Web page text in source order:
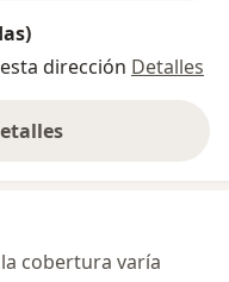
dirección Detalles
la dirección
cobertura varía